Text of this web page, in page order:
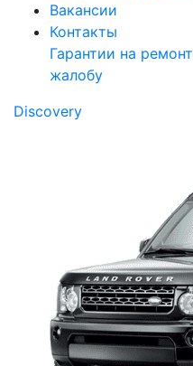
Вакансии
Контакты
Гарантии на ремонт
жалобу
Discovery